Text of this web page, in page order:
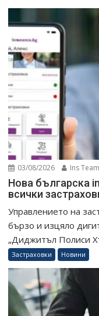
03/08/2026 Ins Team
Нова българска
всички
Управлението на
бързо и изцяло
„Диджитъл Полиси
Застраховки Новини